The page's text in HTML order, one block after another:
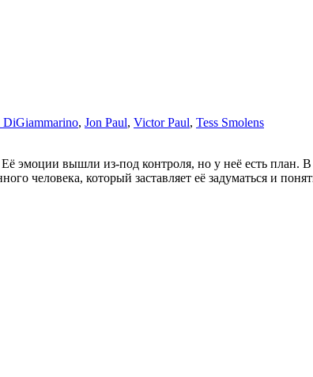
DiGiammarino, Jon Paul, Victor Paul, Tess Smolens
Её эмоции вышли из-под контроля, но у неё есть
человека, который заставляет её задуматься и